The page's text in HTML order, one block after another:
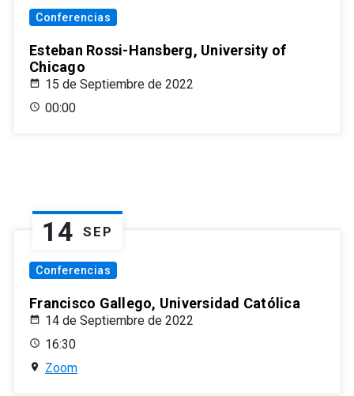
Conferencias
Esteban Rossi-Hansberg, University of
Chicago
15 de Septiembre de 2022
00:00
14 SEP
Conferencias
Francisco Gallego, Universidad Católica
14 de Septiembre de 2022
16:30
Zoom